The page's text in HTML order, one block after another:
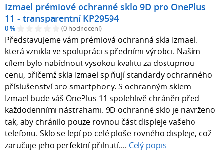
Izmael prémiové ochranné sklo 9D pro OnePlus
11 - transparentní KP29594
0 % (0 hodnocení)
Představujeme vám prémiová ochranná skla Izmael,
která vznikla ve spolupráci s předními výrobci. Naším
cílem bylo nabídnout vysokou kvalitu za dostupnou
cenu, přičemž skla Izmael splňují standardy ochranného
příslušenství pro smartphony. S ochranným sklem
Izmael bude váš OnePlus 11 spolehlivě chráněn před
každodenními nástrahami. 9D ochranné sklo je navrženo
tak, aby chránilo pouze rovnou část displeje vašeho
telefonu. Sklo se lepí po celé ploše rovného displeje, což
zaručuje jeho perfektní přilnutí.... Celý popis